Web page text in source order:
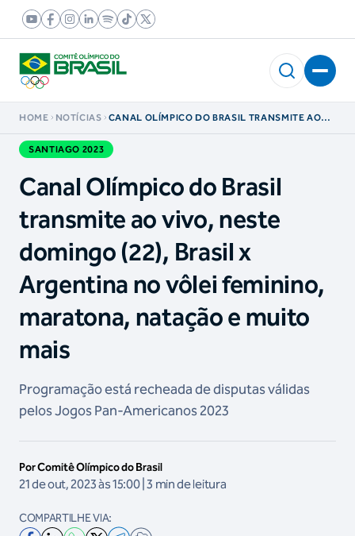
HOME NOTÍCIAS
CANAL OLÍMPICO DO BRASIL TRANSMITE AO
ARGENTINA NO VÔLEI FEMININO, MARATONA,
NATAÇÃO E MUITO MAIS
SANTIAGO 2023
Canal Olímpico do Brasil
transmite ao vivo, neste
domingo (22), Brasil x
Argentina no vôlei feminino,
maratona, natação e muito
mais
Programação está recheada de disputas válidas
pelos Jogos Pan-Americanos 2023
Por Comitê Olímpico do Brasil
21 de out, 2023 às 15:00 | 3 min de leitura
COMPARTILHE VIA: